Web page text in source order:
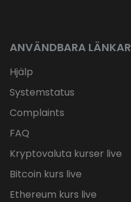
ANVÄNDBARA LÄNKAR
Hjälp
Systemstatus
Complaints
FAQ
Kryptovaluta kurser live
Bitcoin kurs live
Ethereum kurs live